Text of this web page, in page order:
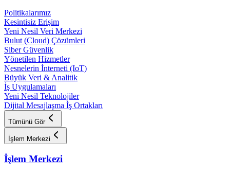
Politikalarımız
Kesintisiz Erişim
Yeni Nesil Veri Merkezi
Bulut (Cloud) Çözümleri
Siber Güvenlik
Yönetilen Hizmetler
Nesnelerin İnterneti (IoT)
Büyük Veri & Analitik
İş Uygulamaları
Yeni Nesil Teknolojiler
Dijital Mesajlaşma İş Ortakları
Tümünü Gör
İşlem Merkezi
İşlem Merkezi